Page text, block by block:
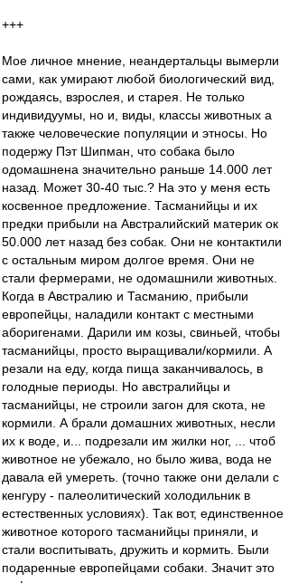
+++
Мое личное мнение, неандертальцы вымерли
сами, как умирают любой биологический вид,
рождаясь, взрослея, и старея. Не только
индивидуумы, но и, виды, классы животных а
также человеческие популяции и этносы. Но
подержу Пэт Шипман, что собака было
одомашнена значительно раньше 14.000 лет
назад. Может 30-40 тыс.? На это у меня есть
косвенное предложение. Тасманийцы и их
предки прибыли на Австралийский материк ок
50.000 лет назад без собак. Они не контактили
с остальным миром долгое время. Они не
стали фермерами, не одомашнили животных.
Когда в Австралию и Тасманию, прибыли
европейцы, наладили контакт с местными
аборигенами. Дарили им козы, свиньей, чтобы
тасманийцы, просто выращивали/кормили. А
резали на еду, когда пища заканчивалось, в
голодные периоды. Но австралийцы и
тасманийцы, не строили загон для скота, не
кормили. А брали домашних животных, несли
их к воде, и... подрезали им жилки ног, ... чтоб
животное не убежало, но было жива, вода не
давала ей умереть. (точно также они делали с
кенгуру - палеолитический холодильник в
естественных условиях). Так вот, единственное
животное которого тасманийцы приняли, и
стали воспитывать, дружить и кормить. Были
подаренные европейцами собаки. Значит это